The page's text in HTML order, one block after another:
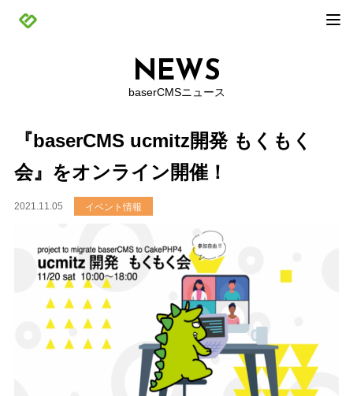
NEWS
baserCMSニュース
『baserCMS ucmitz開発 もくもく
会』をオンライン開催！
2021.11.05 イベント情報